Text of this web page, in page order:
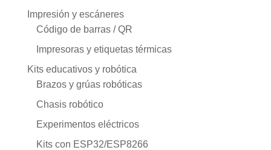
Impresión y escáneres
Código de barras / QR
Impresoras y etiquetas térmicas
Kits educativos y robótica
Brazos y grúas robóticas
Chasis robótico
Experimentos eléctricos
Kits con ESP32/ESP8266